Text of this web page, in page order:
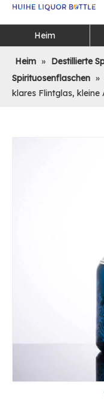
Heim
Heim » Destillierte
Spirituosenflaschen »
klares Flintglas,